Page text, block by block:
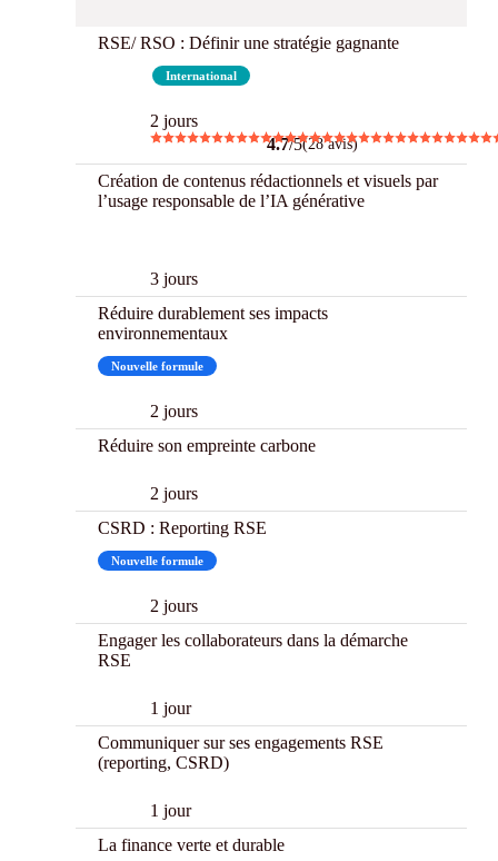
RSE/ RSO : Définir une stratégie gagnante
International
2 jours
4.7/5(28 avis)
Création de contenus rédactionnels et visuels par
l’usage responsable de l’IA générative
3 jours
Réduire durablement ses impacts
environnementaux
Nouvelle formule
2 jours
Réduire son empreinte carbone
2 jours
CSRD : Reporting RSE
Nouvelle formule
2 jours
Engager les collaborateurs dans la démarche
RSE
1 jour
Communiquer sur ses engagements RSE
(reporting, CSRD)
1 jour
La finance verte et durable